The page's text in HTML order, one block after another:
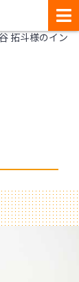
拓斗様のイン